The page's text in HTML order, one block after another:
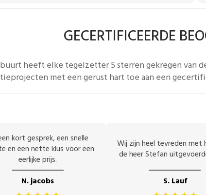
GECERTIFICEERDE
heeft elke tegelzetter 5 sterren gekregen van
met een gerust hart toe aan een
kort gesprek, een snelle
en een nette klus voor een
eerlijke prijs.
N. jacobs
Wij zijn heel tevreden met
de heer Stefan
S. Lauf